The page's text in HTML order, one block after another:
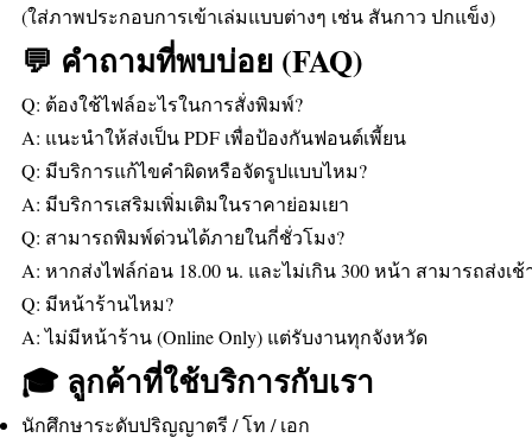
(ใส่ภาพประกอบการเข้าเล่มแบบต่างๆ เช่น สันกาว ปกแข็ง)
💬 คำถามที่พบบ่อย (FAQ)
Q: ต้องใช้ไฟล์อะไรในการสั่งพิมพ์?
A: แนะนำให้ส่งเป็น PDF เพื่อป้องกันฟอนต์เพี้ยน
Q: มีบริการแก้ไขคำผิดหรือจัดรูปแบบไหม?
A: มีบริการเสริมเพิ่มเติมในราคาย่อมเยา
Q: สามารถพิมพ์ด่วนได้ภายในกี่ชั่วโมง?
A: หากส่งไฟล์ก่อน 18.00 น. และไม่เกิน 300 หน้า สามารถส่งเช้
Q: มีหน้าร้านไหม?
A: ไม่มีหน้าร้าน (Online Only) แต่รับงานทุกจังหวัด
🎓 ลูกค้าที่ใช้บริการกับเรา
นักศึกษาระดับปริญญาตรี / โท / เอก